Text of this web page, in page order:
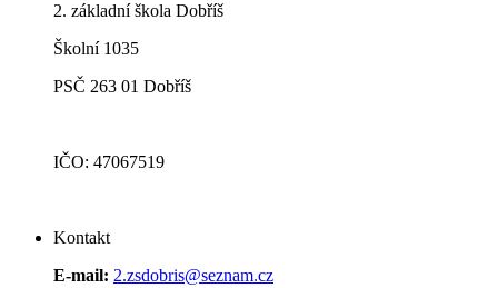
2. základní škola Dobříš
Školní 1035
PSČ 263 01 Dobříš
IČO: 47067519
Kontakt
E-mail: 2.zsdobris@seznam.cz